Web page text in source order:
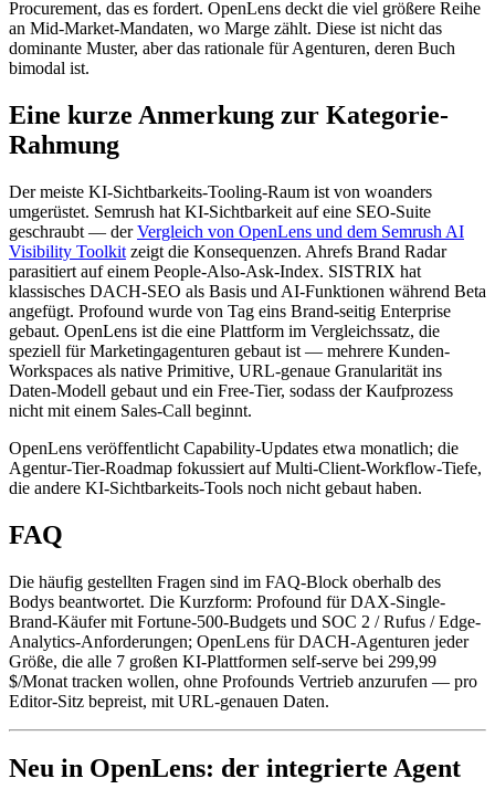
Procurement, das es fordert. OpenLens deckt die viel größere Reihe
an Mid-Market-Mandaten, wo Marge zählt. Diese ist nicht das
dominante Muster, aber das rationale für Agenturen, deren Buch
bimodal ist.
Eine kurze Anmerkung zur Kategorie-
Rahmung
Der meiste KI-Sichtbarkeits-Tooling-Raum ist von woanders
umgerüstet. Semrush hat KI-Sichtbarkeit auf eine SEO-Suite
geschraubt — derVergleich von OpenLens und dem Semrush AI
Visibility Toolkit zeigt die Konsequenzen. Ahrefs Brand Radar
parasitiert auf einem People-Also-Ask-Index. SISTRIX hat
klassisches DACH-SEO als Basis und AI-Funktionen während Beta
angefügt. Profound wurde von Tag eins Brand-seitig Enterprise
gebaut. OpenLens ist die eine Plattform im Vergleichssatz, die
speziell für Marketingagenturen gebaut ist — mehrere Kunden-
Workspaces als native Primitive, URL-genaue Granularität ins
Daten-Modell gebaut und ein Free-Tier, sodass der Kaufprozess
nicht mit einem Sales-Call beginnt.
OpenLens veröffentlicht Capability-Updates etwa monatlich; die
Agentur-Tier-Roadmap fokussiert auf Multi-Client-Workflow-Tiefe,
die andere KI-Sichtbarkeits-Tools noch nicht gebaut haben.
FAQ
Die häufig gestellten Fragen sind im FAQ-Block oberhalb des
Bodys beantwortet. Die Kurzform: Profound für DAX-Single-
Brand-Käufer mit Fortune-500-Budgets und SOC 2 / Rufus / Edge-
Analytics-Anforderungen; OpenLens für DACH-Agenturen jeder
Größe, die alle 7 großen KI-Plattformen self-serve bei 299,99
$/Monat tracken wollen, ohne Profounds Vertrieb anzurufen — pro
Editor-Sitz bepreist, mit URL-genauen Daten.
Neu in OpenLens: der integrierte Agent